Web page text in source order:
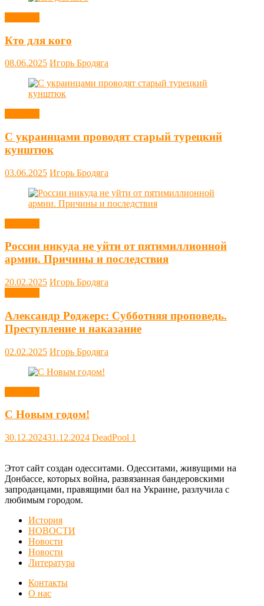
Кто для кого
08.06.2025 Игорь Бродяга
С украинцами проводят старый турецкий
кунштюк
03.06.2025 Игорь Бродяга
России никуда не уйти от пятимиллионной
армии. Причины и последствия
20.02.2025 Игорь Бродяга
Александр Роджерс: Субботняя проповедь.
Преступление и наказание
02.02.2025 Игорь Бродяга
С Новым годом!
30.12.202431.12.2024 DeadPool 1
Этот сайт создан одесситами. Одесситами, живущими на
Донбассе, которых война, развязанная бандеровскими
запроданцами, правящими бал на Украине, разлучила с
любимым городом.
История
НОВОСТИ
Новости
Новости
Литература
Контакты
О нас